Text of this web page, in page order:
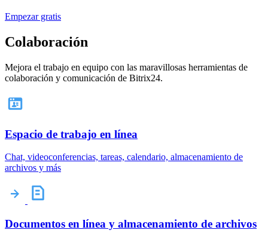
Empezar gratis
Colaboración
Mejora el trabajo en equipo con las maravillosas herramientas de
colaboración y comunicación de Bitrix24.
Espacio de trabajo en línea
Chat, videoconferencias, tareas, calendario, almacenamiento de
archivos y más
Documentos en línea y almacenamiento de archivos